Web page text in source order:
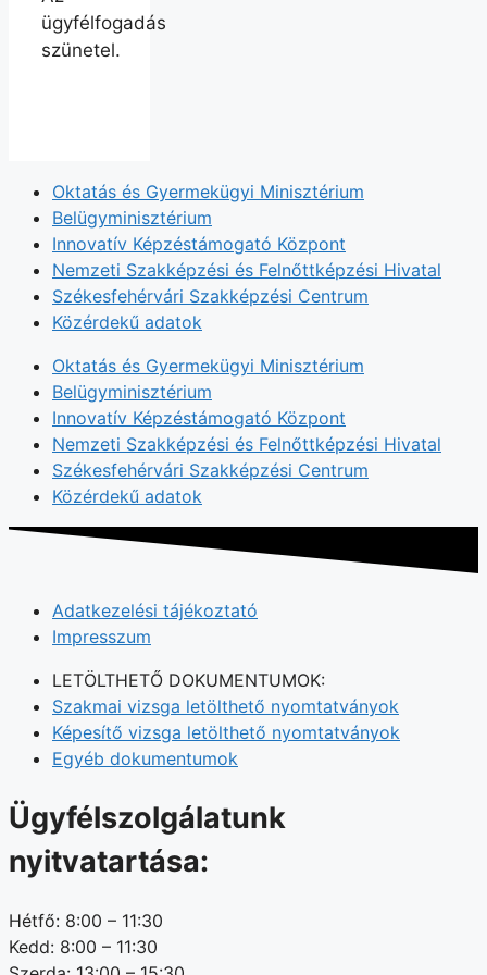
ügyfélfogadás
szünetel.
Oktatás és Gyermekügyi Minisztérium
Belügyminisztérium
Innovatív Képzéstámogató Központ
Nemzeti Szakképzési és Felnőttképzési Hivatal
Székesfehérvári Szakképzési Centrum
Közérdekű adatok
Oktatás és Gyermekügyi Minisztérium
Belügyminisztérium
Innovatív Képzéstámogató Központ
Nemzeti Szakképzési és Felnőttképzési Hivatal
Székesfehérvári Szakképzési Centrum
Közérdekű adatok
Adatkezelési tájékoztató
Impresszum
LETÖLTHETŐ DOKUMENTUMOK:
Szakmai vizsga letölthető nyomtatványok
Képesítő vizsga letölthető nyomtatványok
Egyéb dokumentumok
Ügyfélszolgálatunk
nyitvatartása:
Hétfő: 8:00 – 11:30
Kedd: 8:00 – 11:30